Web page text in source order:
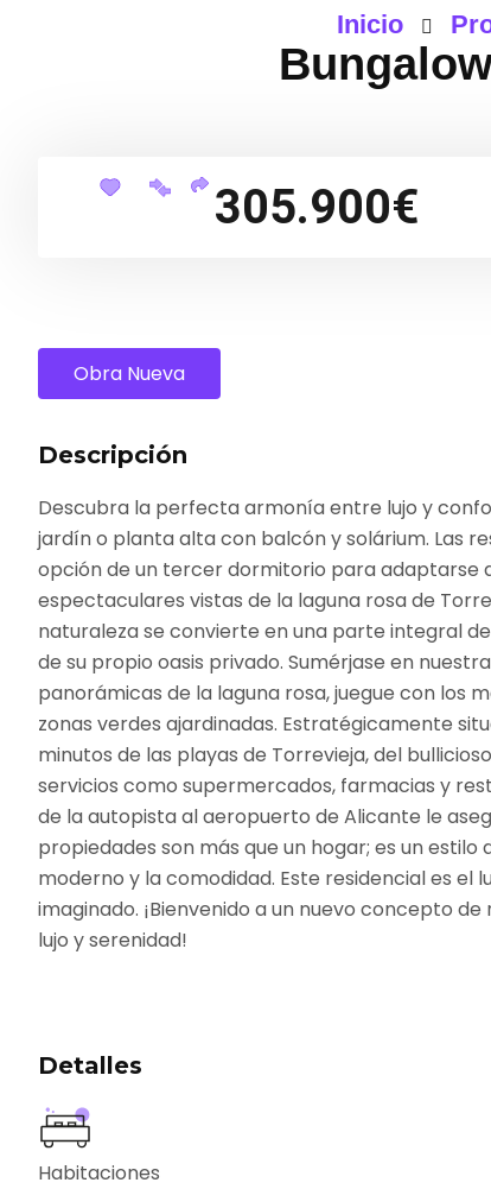
Inicio
305.900€
Obra Nueva
Descripción
Descubra la perfecta armonía entre lujo y
jardín o planta alta con balcón y solárium. Las
opción de un tercer dormitorio para adaptarse
espectaculares vistas de la laguna rosa de
naturaleza se convierte en una parte integral
de su propio oasis privado. Sumérjase en
panorámicas de la laguna rosa, juegue con los
zonas verdes ajardinadas. Estratégicamente
minutos de las playas de Torrevieja, del
servicios como supermercados, farmacias y
de la autopista al aeropuerto de Alicante le
propiedades son más que un hogar; es un
moderno y la comodidad. Este residencial es
imaginado. ¡Bienvenido a un nuevo concepto
lujo y serenidad!
Detalles
Habitaciones